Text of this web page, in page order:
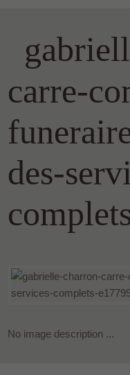
carre-
des-
No image description ...